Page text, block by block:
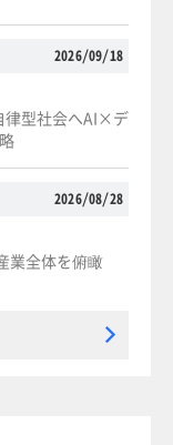
2026/09/18
律型社会へAI×デ
2026/08/28
業全体を俯瞰